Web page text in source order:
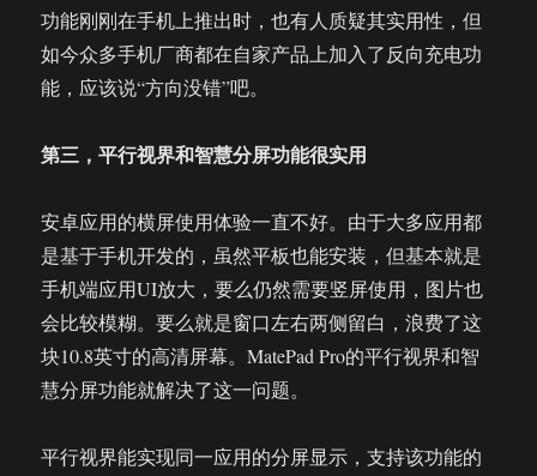
功能刚刚在手机上推出时，也有人质疑其实用性，但
如今众多手机厂商都在自家产品上加入了反向充电功
能，应该说“方向没错”吧。
第三，平行视界和智慧分屏功能很实用
安卓应用的横屏使用体验一直不好。由于大多应用都
是基于手机开发的，虽然平板也能安装，但基本就是
手机端应用UI放大，要么仍然需要竖屏使用，图片也
会比较模糊。要么就是窗口左右两侧留白，浪费了这
块10.8英寸的高清屏幕。MatePad Pro的平行视界和智
慧分屏功能就解决了这一问题。
平行视界能实现同一应用的分屏显示，支持该功能的